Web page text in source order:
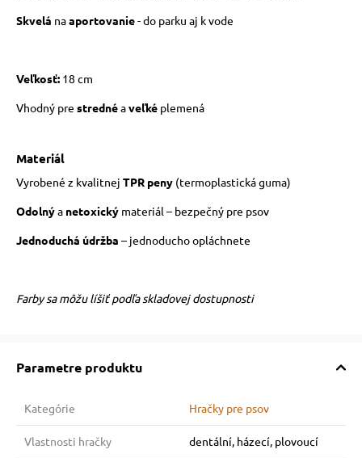
Skvelá naaportovanie- do parku aj k vode
Veľkosť:18 cm
Vhodný pre strednéaveľképlemená
Materiál
Vyrobené z kvalitnej TPR peny(termoplastická guma)
Odolnýa netoxickýmateriál – bezpečný pre psov
Jednoduchá údržba – jednoducho opláchnete
Farby sa môžu líšiť podľa skladovej dostupnosti
Parametre produktu
Kategórie Hračky pre psov
Vlastnosti hračky dentální, házecí, plovoucí